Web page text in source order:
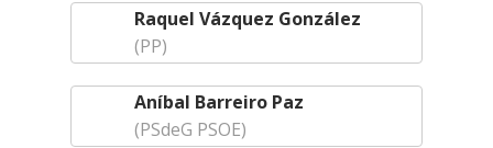
Raquel Vázquez González
(PP)
Aníbal Barreiro Paz
(PSdeG PSOE)